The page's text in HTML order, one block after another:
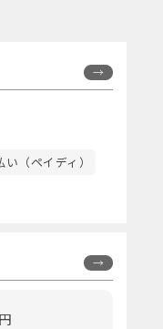
い（ペイディ）